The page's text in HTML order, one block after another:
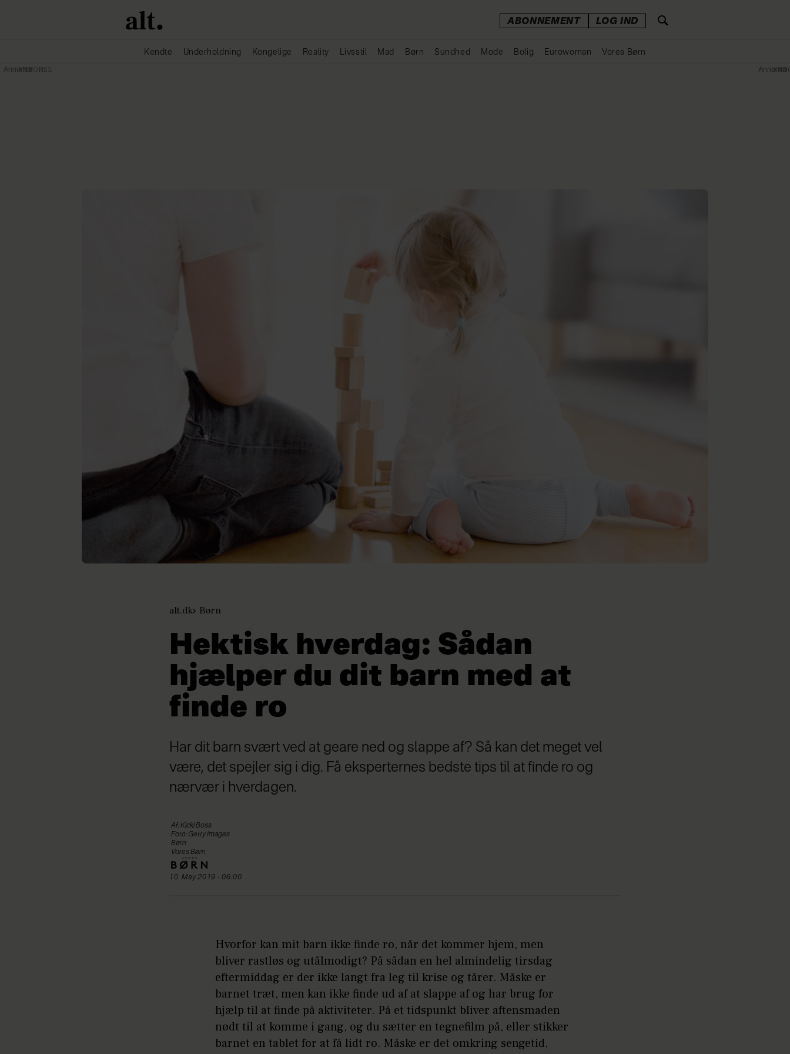
ABONNEMENT LOG IND
Kendte Underholdning Kongelige Reality Livsstil Mad Børn Sundhed Mode Bolig Eurowoman Vores Børn
alt.dk Børn
Hektisk hverdag: Sådan
hjælper du dit barn med at
finde ro
Har dit barn svært ved at geare ned og slappe af? Så kan det meget vel
være, det spejler sig i dig. Få eksperternes bedste tips til at finde ro og
nærvær i hverdagen.
Af: Kicki Boss
Foto: Getty Images
Børn
Vores Børn
10. May 2019 - 06:00
Hvorfor kan mit barn ikke finde ro, når det kommer hjem, men
bliver rastløs og utålmodigt? På sådan en hel almindelig tirsdag
eftermiddag er der ikke langt fra leg til krise og tårer. Måske er
barnet træt, men kan ikke finde ud af at slappe af og har brug for
hjælp til at finde på aktiviteter. På et tidspunkt bliver aftensmaden
nødt til at komme i gang, og du sætter en tegnefilm på, eller stikker
barnet en tablet for at få lidt ro. Måske er det omkring sengetid,
Annonce Annonce